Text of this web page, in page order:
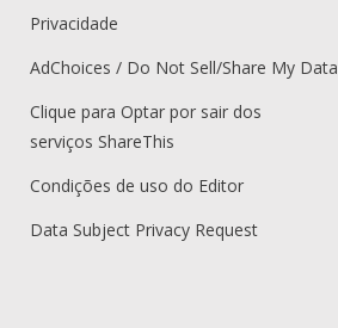
Privacidade
AdChoices / Do Not Sell/Share My Data
Clique para Optar por sair dos
serviços ShareThis
Condições de uso do Editor
Data Subject Privacy Request